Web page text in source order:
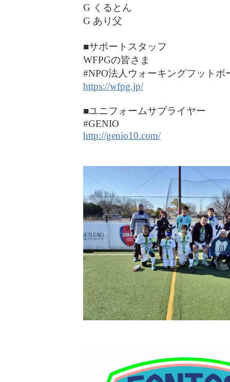
G くるとん
G あり父
■サポートスタッフ
WFPGの皆さま
#NPO法人ウォーキングフットボ
https://wfpg.jp/
■ユニフォームサプライヤー
#GENIO
http://genio10.com/